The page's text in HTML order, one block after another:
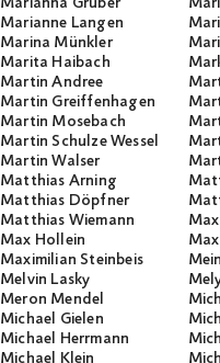
Marianne Langen
Marina Münkler
Marita Haibach
Martin Andree
Martin Greiffenhagen
Martin Mosebach
Martin Schulze Wessel
Martin Walser
Matthias Arning
Matthias Döpfner
Matthias Wiemann
Max Hollein
Maximilian Steinbeis
Melvin Lasky
Meron Mendel
Michael Gielen
Michael Herrmann
Michael Klein